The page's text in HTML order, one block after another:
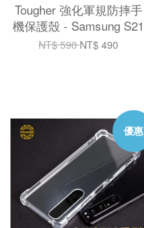
Tougher 強化軍規防摔手
機保護殼 - Samsung S21
NT$ 590NT$ 490
優惠